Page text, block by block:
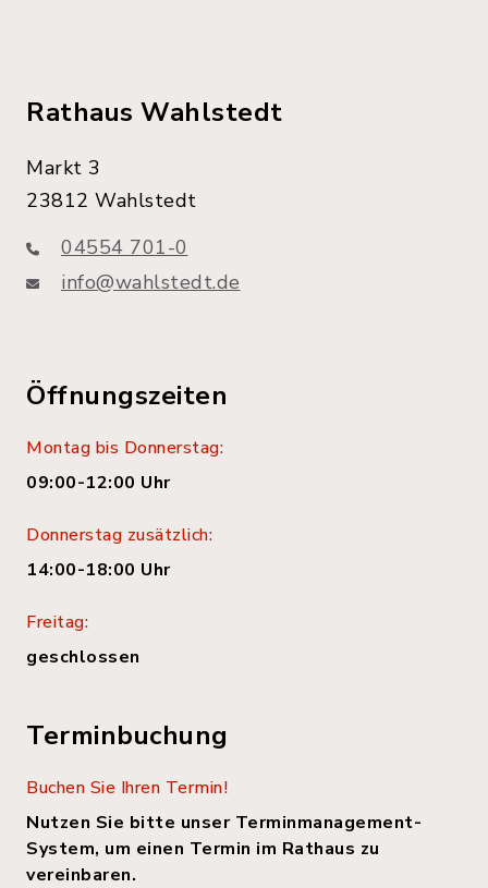
Rathaus Wahlstedt
Markt 3
23812 Wahlstedt
04554 701-0
info@wahlstedt.de
Öffnungszeiten
Montag bis Donnerstag:
09:00-12:00 Uhr
Donnerstag zusätzlich:
14:00-18:00 Uhr
Freitag:
geschlossen
Terminbuchung
Buchen Sie Ihren Termin!
Nutzen Sie bitte unser Terminmanagement-
System, um einen Termin im Rathaus zu
vereinbaren.